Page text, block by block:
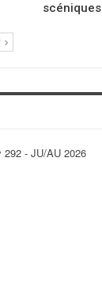
scéniques
292 - JU/AU 2026